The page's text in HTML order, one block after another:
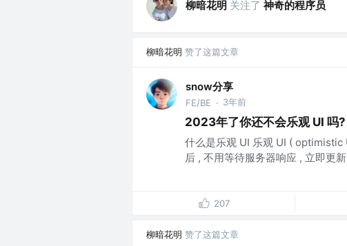
柳暗花明 关注了 神奇的程序员
柳暗花明 赞了这篇文章
snow分享
FE/BE · 3年前
2023年了你还不会乐观 UI 吗?
什么是乐观 UI 乐观 UI ( optimistic
后 , 不用等待服务器响应 , 立即更
207
柳暗花明 赞了这篇文章